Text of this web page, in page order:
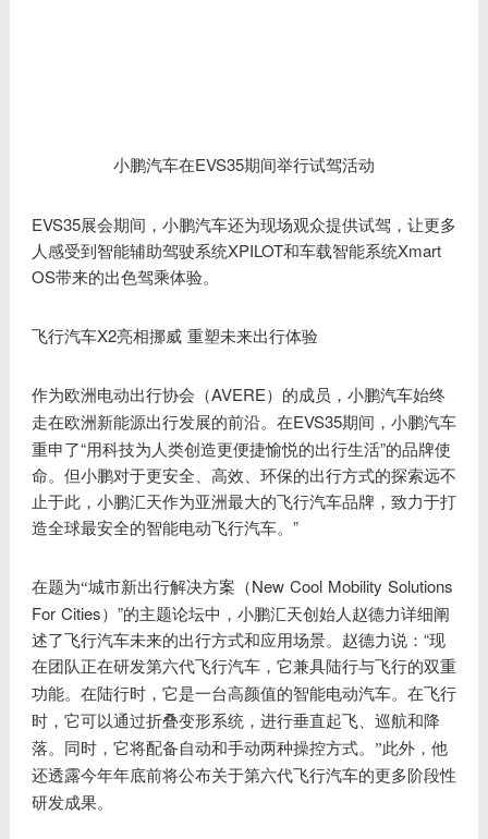
小鹏汽车在EVS35期间举行试驾活动
EVS35展会期间，小鹏汽车还为现场观众提供试驾，让更多
人感受到智能辅助驾驶系统XPILOT和车载智能系统Xmart
OS带来的出色驾乘体验。
飞行汽车X2亮相挪威 重塑未来出行体验
作为欧洲电动出行协会（AVERE）的成员，小鹏汽车始终
走在欧洲新能源出行发展的前沿。在EVS35期间，小鹏汽车
重申了“用科技为人类创造更便捷愉悦的出行生活”的品牌使
命。但小鹏对于更安全、高效、环保的出行方式的探索远不
止于此，小鹏汇天作为亚洲最大的飞行汽车品牌，致力于打
造全球最安全的智能电动飞行汽车。”
在题为“城市新出行解决方案 （New Cool Mobility Solutions
For Cities）”的主题论坛中，小鹏汇天创始人赵德力详细阐
述了飞行汽车未来的出行方式和应用场景。赵德力说：“现
在团队正在研发第六代飞行汽车，它兼具陆行与飞行的双重
功能。在陆行时，它是一台高颜值的智能电动汽车。在飞行
时，它可以通过折叠变形系统，进行垂直起飞、巡航和降
落。同时，它将配备自动和手动两种操控方式。 ”此外，他
还透露今年年底前将公布关于第六代飞行汽车的更多阶段性
研发成果。